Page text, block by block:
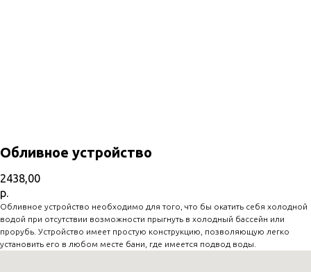
Обливное устройство
2438,00
р.
Обливное устройство необходимо для того, что бы окатить себя холодной
водой при отсутствии возможности прыгнуть в холодный бассейн или
прорубь. Устройство имеет простую конструкцию, позволяющую легко
установить его в любом месте бани, где имеется подвод воды.